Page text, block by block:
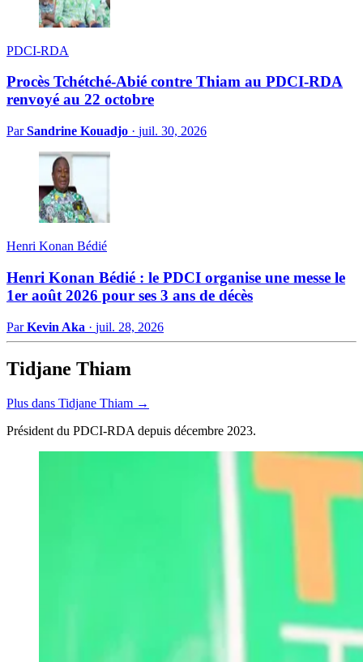
PDCI-RDA
Procès Tchétché-Abié contre Thiam au PDCI-RDA
renvoyé au 22 octobre
ParSandrine Kouadjo · juil. 30, 2026
Henri Konan Bédié
Henri Konan Bédié : le PDCI organise une messe le
1er août 2026 pour ses 3 ans de décès
ParKevin Aka · juil. 28, 2026
Tidjane Thiam
Plus dans Tidjane Thiam →
Président du PDCI-RDA depuis décembre 2023.